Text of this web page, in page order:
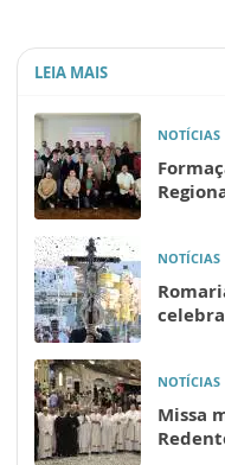
LEIA MAIS
NOTÍCIAS
NOTÍCIAS
NOTÍCIAS
Missa